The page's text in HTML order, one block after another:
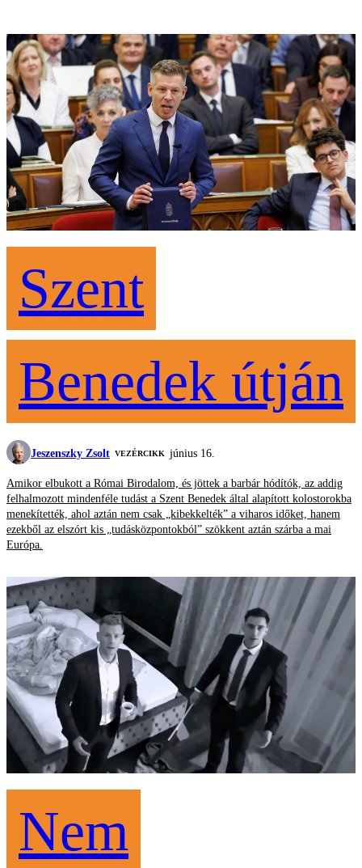
Szent
Benedek útján
Jeszenszky Zsolt VEZÉRCIKK június 16.
Amikor elbukott a Római Birodalom, és jöttek a barbár hódítók, az addig
felhalmozott mindenféle tudást a Szent Benedek által alapított kolostorokba
menekítették, ahol aztán nem csak „kibekkelték” a viharos időket, hanem
ezekből az elszórt kis „tudásközpontokból” szökkent aztán szárba a mai
Európa.
Nem